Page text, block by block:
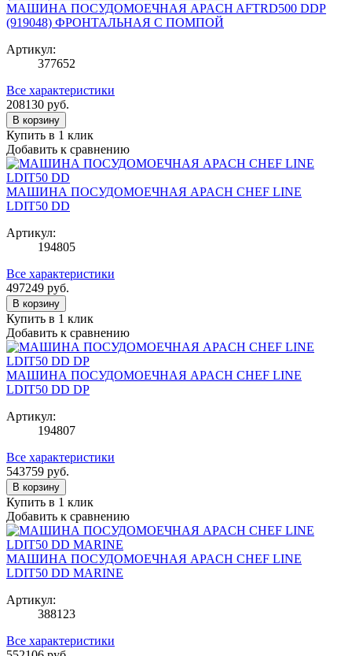
МАШИНА ПОСУДОМОЕЧНАЯ APACH AFTRD500 DDP
(919048) ФРОНТАЛЬНАЯ С ПОМПОЙ
Артикул:
377652
Все характеристики
208130 руб.
В корзину
Купить в 1 клик
Добавить к сравнению
МАШИНА ПОСУДОМОЕЧНАЯ APACH CHEF LINE
LDIT50 DD
Артикул:
194805
Все характеристики
497249 руб.
В корзину
Купить в 1 клик
Добавить к сравнению
МАШИНА ПОСУДОМОЕЧНАЯ APACH CHEF LINE
LDIT50 DD DP
Артикул:
194807
Все характеристики
543759 руб.
В корзину
Купить в 1 клик
Добавить к сравнению
МАШИНА ПОСУДОМОЕЧНАЯ APACH CHEF LINE
LDIT50 DD MARINE
Артикул:
388123
Все характеристики